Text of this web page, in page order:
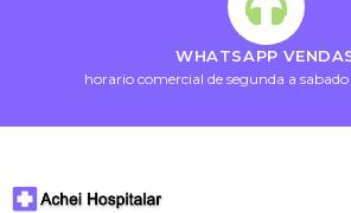
WHATSAPP
horario comercial de segunda a